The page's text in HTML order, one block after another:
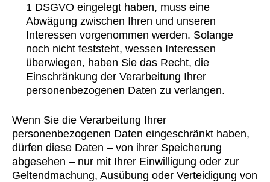
1 DSGVO eingelegt haben, muss eine
Abwägung zwischen Ihren und unseren
Interessen vorgenommen werden. Solange
noch nicht feststeht, wessen Interessen
überwiegen, haben Sie das Recht, die
Einschränkung der Verarbeitung Ihrer
personenbezogenen Daten zu verlangen.
Wenn Sie die Verarbeitung Ihrer
personenbezogenen Daten eingeschränkt haben,
dürfen diese Daten – von ihrer Speicherung
abgesehen – nur mit Ihrer Einwilligung oder zur
Geltendmachung, Ausübung oder Verteidigung von